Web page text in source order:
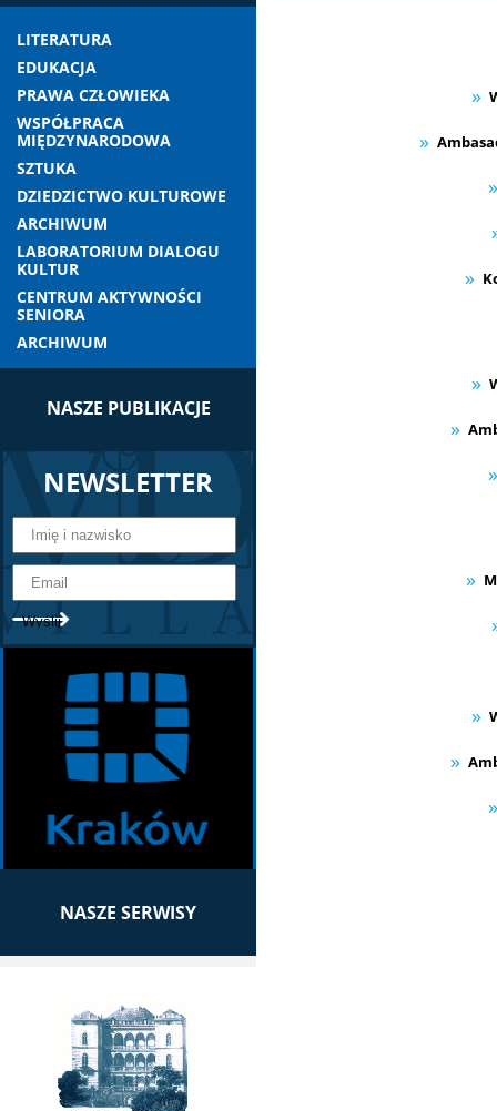
LITERATURA
EDUKACJA
PRAWA CZŁOWIEKA
WSPÓŁPRACA
MIĘDZYNARODOWA
SZTUKA
DZIEDZICTWO KULTUROWE
ARCHIWUM
LABORATORIUM DIALOGU
KULTUR
CENTRUM AKTYWNOŚCI
SENIORA
ARCHIWUM
NASZE PUBLIKACJE
NEWSLETTER
NASZE SERWISY